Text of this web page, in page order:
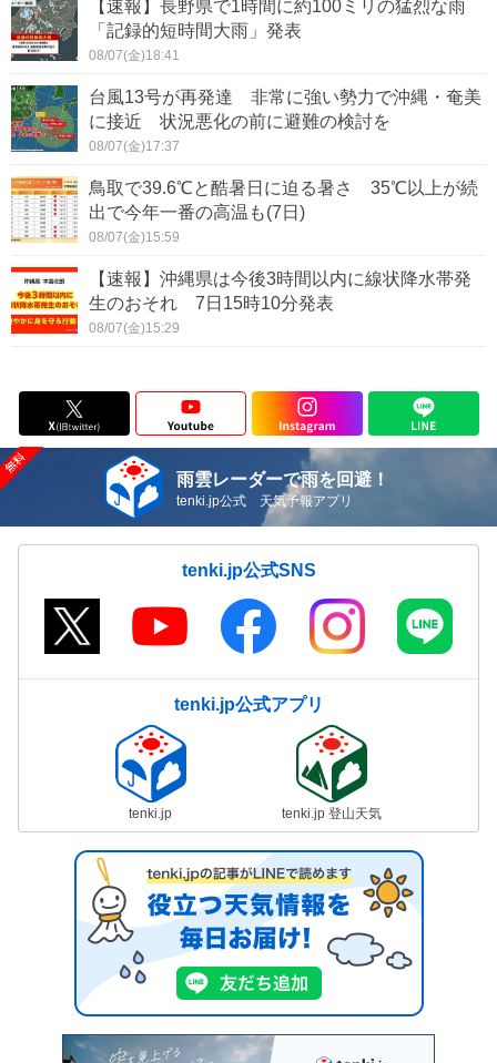
【速報】長野県で1時間に約100ミリの猛烈な雨
「記録的短時間大雨」発表
08/07(金)18:41
台風13号が再発達 非常に強い勢力で沖縄・奄美
に接近 状況悪化の前に避難の検討を
08/07(金)17:37
鳥取で39.6℃と酷暑日に迫る暑さ 35℃以上が続
出で今年一番の高温も(7日)
08/07(金)15:59
【速報】沖縄県は今後3時間以内に線状降水帯発
生のおそれ 7日15時10分発表
08/07(金)15:29
雨雲レーダーで雨を回避！
tenki.jp公式 天気予報アプリ
tenki.jp公式SNS
tenki.jp公式アプリ
tenki.jp tenki.jp 登山天気